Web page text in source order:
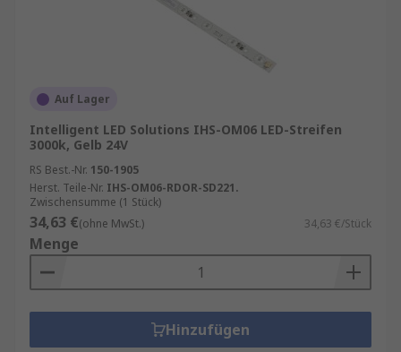
Auf Lager
Intelligent LED Solutions IHS-OM06 LED-Streifen
3000k, Gelb 24V
RS Best.-Nr. 150-1905
Herst. Teile-Nr. IHS-OM06-RDOR-SD221.
Zwischensumme (1 Stück)
34,63 €(ohne MwSt.) 34,63 €/Stück
Menge
Hinzufügen